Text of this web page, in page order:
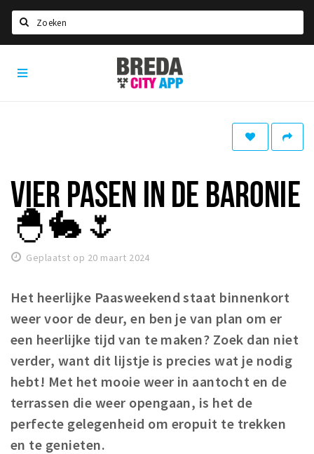
Home
Eten
Drinken
Slapen
Winkelgebieden
Parkeren
Musea, theaters & podia
Uitjes & activiteiten
Breda
City
App
VIER PASEN IN DE BARONIE
🐣🐇🌷
Geplaatst op 20 maart 2024
Het heerlijke Paasweekend staat binnenkort
weer voor de deur, en ben je van plan om er
een heerlijke tijd van te maken? Zoek dan niet
verder, want dit lijstje is precies wat je nodig
hebt! Met het mooie weer in aantocht en de
terrassen die weer opengaan, is het de
perfecte gelegenheid om eropuit te trekken
en te genieten.